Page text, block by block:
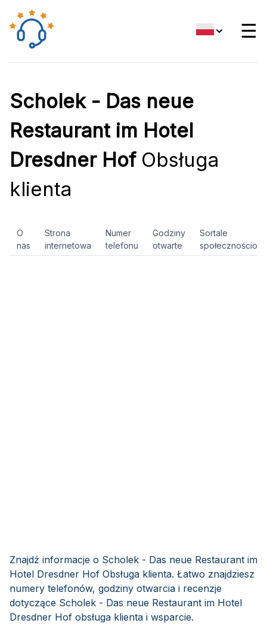
☰
Scholek - Das neue
Restaurant im Hotel
Dresdner HofObsługa
klienta
O
nas
Strona
internetowa
Numer
telefonu
Godziny
otwarte
Sortale
Znajdź informacje o Scholek - Das neue Restaurant im
Hotel Dresdner Hof Obsługa klienta. Łatwo znajdziesz
numery telefonów, godziny otwarcia i recenzje
dotyczące Scholek - Das neue Restaurant im Hotel
Dresdner Hof obsługa klienta i wsparcie.